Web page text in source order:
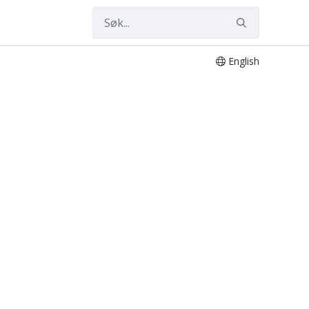
English